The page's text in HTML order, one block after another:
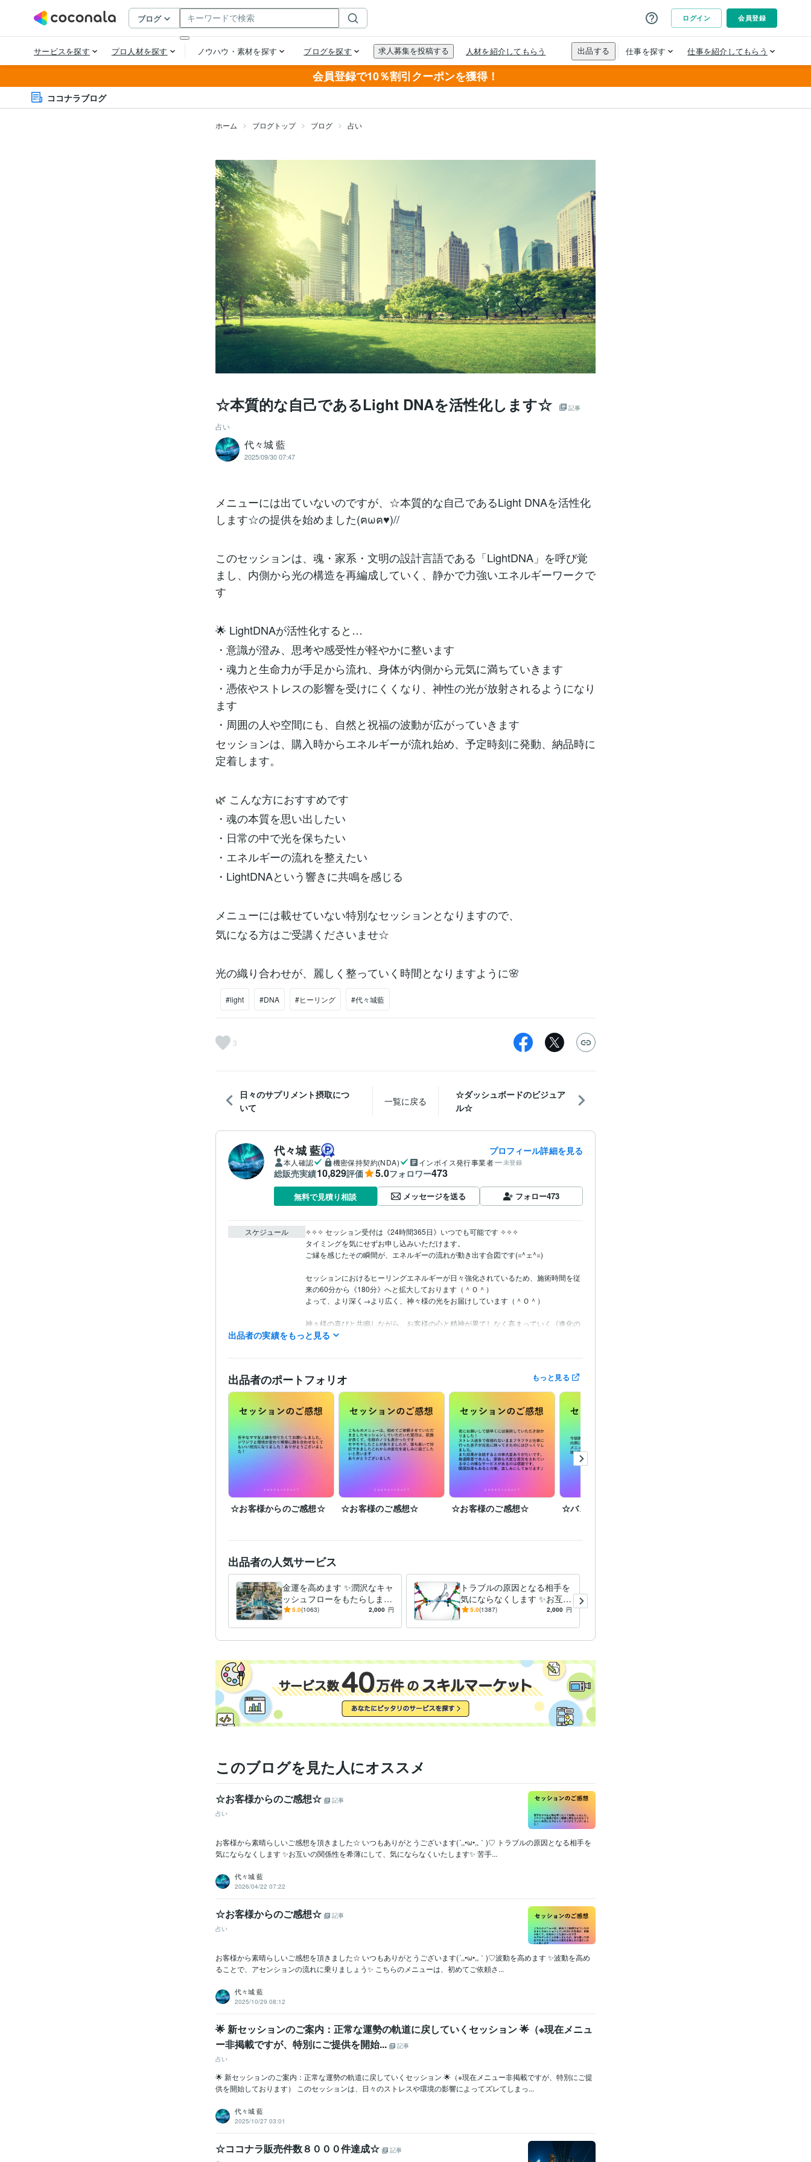
会員登録で10％割引クーポンを獲得！
ココナラブログ
ホーム ブログトップ ブログ 占い
☆本質的な自己であるLight DNAを活性化します☆ 記事
占い
代々城 藍
2025/09/30 07:47
メニューには出ていないのですが、☆本質的な自己であるLight DNAを活性化
します☆の提供を始めました(ฅωฅ♥)//
このセッションは、魂・家系・文明の設計言語である「LightDNA」を呼び覚
まし、内側から光の構造を再編成していく、静かで力強いエネルギーワークで
す
🌟 LightDNAが活性化すると…
・意識が澄み、思考や感受性が軽やかに整います
・魂力と生命力が手足から流れ、身体が内側から元気に満ちていきます
・憑依やストレスの影響を受けにくくなり、神性の光が放射されるようになり
ます
・周囲の人や空間にも、自然と祝福の波動が広がっていきます
セッションは、購入時からエネルギーが流れ始め、予定時刻に発動、納品時に
定着します。
🌿 こんな方におすすめです
・魂の本質を思い出したい
・日常の中で光を保ちたい
・エネルギーの流れを整えたい
・LightDNAという響きに共鳴を感じる
メニューには載せていない特別なセッションとなりますので、
気になる方はご受講くださいませ☆
光の織り合わせが、麗しく整っていく時間となりますように🌸
#light #DNA #ヒーリング #代々城藍
3
日々のサプリメント摂取につ
いて
一覧に戻る
☆ダッシュボードのビジュア
ル☆
代々城 藍 プロフィール詳細を見る
本人確認 機密保持契約(NDA) インボイス発行事業者 未登録
総販売実績10,829評価 5.0フォロワー473
無料で見積り相談 メッセージを送る フォロー473
スケジュール
✧✧✧ セッション受付は《24時間365日》いつでも可能です ✧✧✧
タイミングを気にせずお申し込みいただけます。
ご縁を感じたその瞬間が、エネルギーの流れが動き出す合図です(=^ェ^=)
セッションにおけるヒーリングエネルギーが日々強化されているため、施術時間を従
来の60分から《180分》へと拡大しております（＾Ｏ＾）
よって、より深く→より広く、神々様の光をお届けしています（＾Ｏ＾）
神々様の喜びと共鳴しながら、お客様の心と精神が果てしなく高まっていく《進化の
セッション》をご提供しています。
承っておりません。
開始のご連絡メールをお送りした時点から《180分間》がセッション時間となりま
✧ ご予約は承ってなく、気がついた段階で順次スケジュールを組ませていただきま
す。
メニューに記載されていないセッションでも、ご希望やご相談内容に応じて《最適な
ご本人様だけでなく、ご家族・ご親戚・ご友人の代理申し込みも可能です。
ライフスタイル・その他 / その他
職歴
受賞歴 日本医師会認定産業医 日本抗加齢医学会専門医 ココナラ☆販売実績『6000件』
達成☆
ココナラ☆販売実績『7000件』達成☆
ココナラ☆販売実績『8000件』達
成☆ ココナラ☆販売実績『9000件』達成☆
ビジネス・クリエイ
ティブツール
PowerPoint:18年
得意分野 占い ☆祈祷によるヒーリング☆ ☆霊的な若返り☆ ☆縁結び☆
☆金運爆増☆
☆エーテルコードカット☆ ☆守護神様の強化☆
☆アンガーマネージメント☆
☆水子霊の供養◎先祖霊の供養☆
出品者の実績をもっと見る
出品者のポートフォリオ もっと見る
☆お客様からのご感想☆ ☆お客様のご感想☆ ☆お客様のご感想☆ ☆バストアップ効果☆
出品者の人気サービス
金運を高めます ✨潤沢なキャ
ッシュフローをもたらします
✨ 5.0(1063) 2,000 円
トラブルの原因となる相手を
気にならなくします ✨お互い
の関係性を希薄にして、気に
5.0(1387) 2,000 円
このブログを見た人にオススメ
☆お客様からのご感想☆
記事
占い
お客様から素晴らしいご感想を頂きました☆ いつもありがとうございます(´,,•ω•,,｀)♡ トラブルの原因となる相手を
気にならなくします ✨お互いの関係性を希薄にして、気にならなくいたします✨ 苦手...
代々城 藍
2026/04/22 07:22
☆お客様からのご感想☆
記事
占い
お客様から素晴らしいご感想を頂きました☆ いつもありがとうございます(´,,•ω•,,｀)♡波動を高めます ✨波動を高め
ることで、アセンションの流れに乗りましょう✨ こちらのメニューは、初めてご依頼さ...
代々城 藍
2025/10/29 08:12
🌟 新セッションのご案内：正常な運勢の軌道に戻していくセッション 🌟（※現在メニュ
ー非掲載ですが、特別にご提供を開始...
記事
占い
🌟 新セッションのご案内：正常な運勢の軌道に戻していくセッション 🌟（※現在メニュー非掲載ですが、特別にご提
供を開始しております） このセッションは、日々のストレスや環境の影響によってズレてしまっ...
代々城 藍
2025/10/27 03:01
☆ココナラ販売件数８０００件達成☆
記事